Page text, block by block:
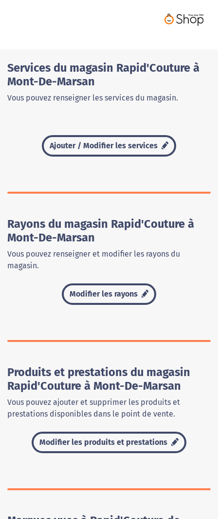
Services du magasin Rapid'Couture à
Mont-De-Marsan
Vous pouvez renseigner les services du magasin.
Ajouter / Modifier les services
Rayons du magasin Rapid'Couture à
Mont-De-Marsan
Vous pouvez renseigner et modifier les rayons du
magasin.
Modifier les rayons
Produits et prestations du magasin
Rapid'Couture à Mont-De-Marsan
Vous pouvez ajouter et supprimer les produits et
prestations disponibles dans le point de vente.
Modifier les produits et prestations